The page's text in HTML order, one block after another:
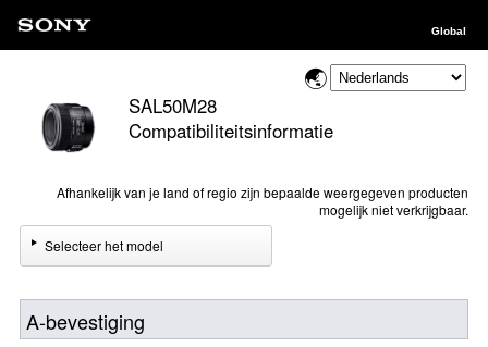
Global
SAL50M28
Compatibiliteitsinformatie
Afhankelijk van je land of regio zijn bepaalde weergegeven producten
mogelijk niet verkrijgbaar.
Selecteer het model
A-bevestiging